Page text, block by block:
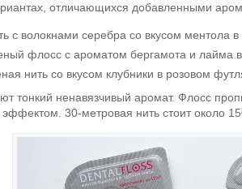
отличающихся добавленными
с волокнами серебра со вкусом ментола
флосс с ароматом бергамота и лайма
нить со вкусом клубники в розовом
тонкий ненавязчивый аромат. Флосс
30-метровая нить стоит около